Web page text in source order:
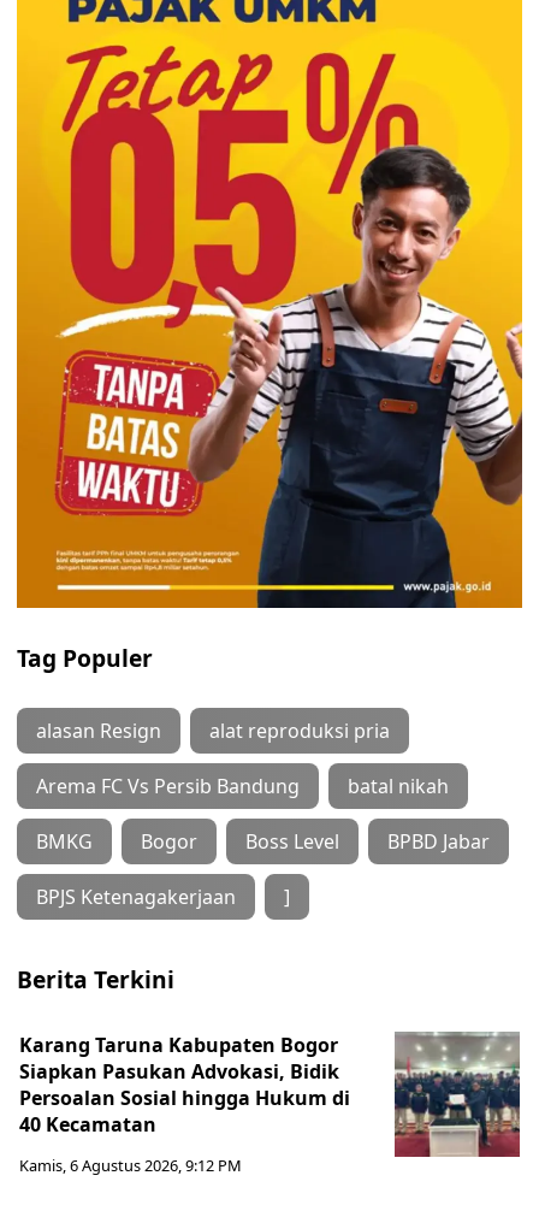
Tag Populer
alasan Resign alat reproduksi pria
Arema FC Vs Persib Bandung batal nikah
BMKG Bogor Boss Level BPBD Jabar
BPJS Ketenagakerjaan ]
Berita Terkini
Karang Taruna Kabupaten Bogor
Siapkan Pasukan Advokasi, Bidik
Persoalan Sosial hingga Hukum di
40 Kecamatan
Kamis, 6 Agustus 2026, 9:12 PM